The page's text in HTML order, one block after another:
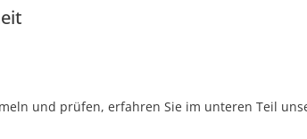
und prüfen, erfahren Sie im unteren Teil